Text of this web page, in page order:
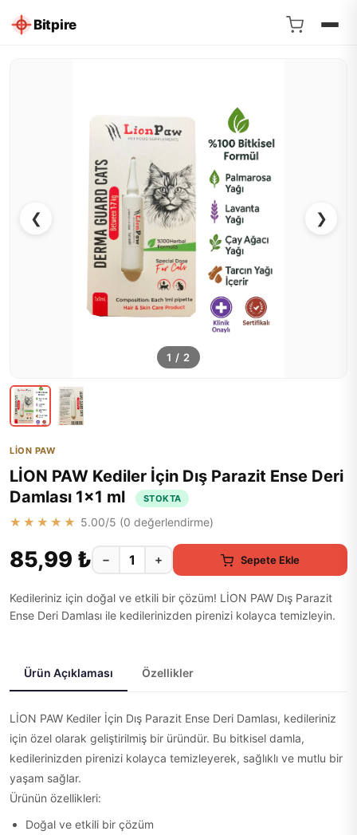
Bitpire
❮ ❯
1 / 2
LİON PAW
LİON PAW Kediler İçin Dış Parazit Ense Deri
Damlası 1x1 ml
STOKTA
★★★★★ 5.00/5 (0 değerlendirme)
85,99 ₺ − + Sepete Ekle
Kedileriniz için doğal ve etkili bir çözüm! LİON PAW Dış Parazit
Ense Deri Damlası ile kedilerinizden pirenizi kolayca temizleyin.
Ürün Açıklaması Özellikler
LİON PAW Kediler İçin Dış Parazit Ense Deri Damlası, kedileriniz
için özel olarak geliştirilmiş bir üründür. Bu bitkisel damla,
kedilerinizden pirenizi kolayca temizleyerek, sağlıklı ve mutlu bir
yaşam sağlar.
Ürünün özellikleri:
Doğal ve etkili bir çözüm